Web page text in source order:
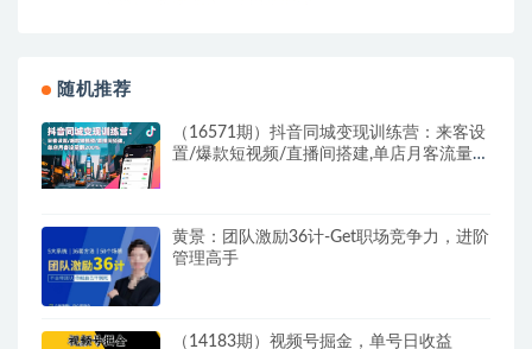
随机推荐
（16571期）抖音同城变现训练营：来客设
置/爆款短视频/直播间搭建,单店月客流量翻
黄景：团队激励36计-Get职场竞争力，进阶
管理高手
（14183期）视频号掘金，单号日收益